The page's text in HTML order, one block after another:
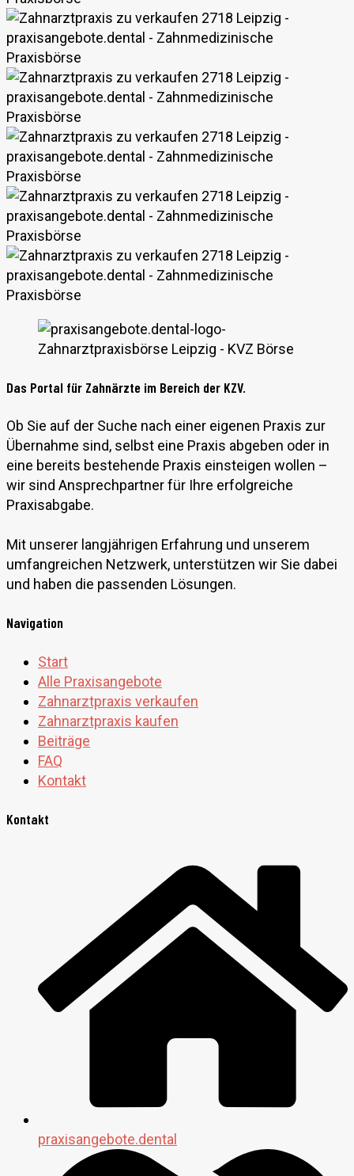
Das Portal für Zahnärzte im Bereich der KZV.
Ob Sie auf der Suche nach einer eigenen Praxis zur
Übernahme sind, selbst eine Praxis abgeben oder in
eine bereits bestehende Praxis einsteigen wollen –
wir sind Ansprechpartner für Ihre erfolgreiche
Praxisabgabe.
Mit unserer langjährigen Erfahrung und unserem
umfangreichen Netzwerk, unterstützen wir Sie dabei
und haben die passenden Lösungen.
Navigation
Start
Alle Praxisangebote
Zahnarztpraxis verkaufen
Zahnarztpraxis kaufen
Beiträge
FAQ
Kontakt
Kontakt
praxisangebote.dental